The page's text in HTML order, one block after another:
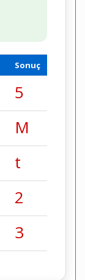
Sonuç
5
M
t
2
3